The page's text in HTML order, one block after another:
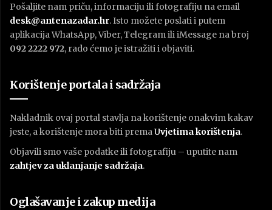
Pošaljite nam priču, informaciju ili fotografiju na email
desk@antenazadar.hr. Isto možete poslati i putem
aplikacija WhatsApp, Viber, Telegram ili iMessage na broj
092 2222 972, rado ćemo je istražiti i objaviti.
Korištenje portala i sadržaja
Nakladnik ovaj portal stavlja na korištenje onakvim kakav
jeste, a korištenje mora biti premaUvjetima korištenja.
Objavili smo vaše podatke ili fotografiju – uputite nam
zahtjev za uklanjanje sadržaja.
Oglašavanje i zakup medija